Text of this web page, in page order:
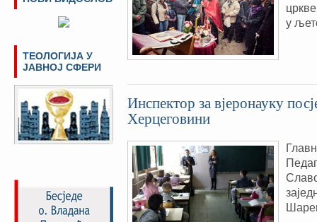
у
Инспектор за вјеронауку
Херцеговини
ТЕОЛОГИЈА У
ЈАВНОЈ СФЕРИ